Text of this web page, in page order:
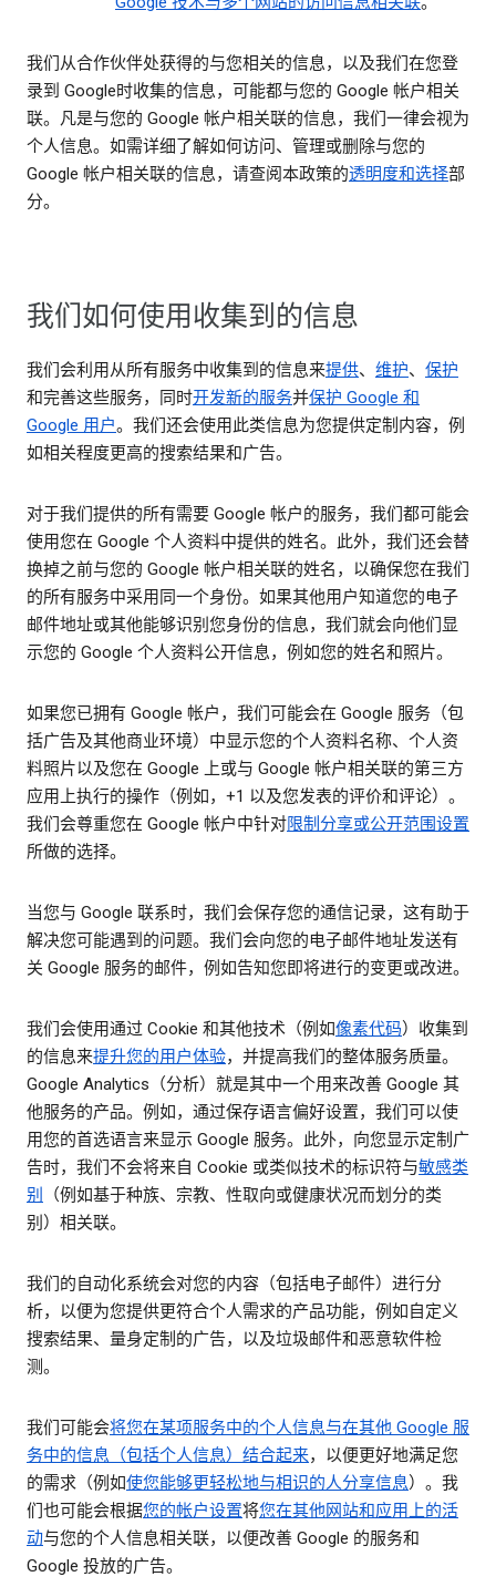
我们从合作伙伴处获得的与您相关的信息，以及我们在您登
录到 Google时收集的信息，可能都与您的 Google 帐户相关
联。凡是与您的 Google 帐户相关联的信息，我们一律会视为
个人信息。如需详细了解如何访问、管理或删除与您的
Google 帐户相关联的信息，请查阅本政策的透明度和选择部
分。
我们如何使用收集到的信息
我们会利用从所有服务中收集到的信息来提供、 维护、 保护
和完善这些服务，同时开发新的服务并保护 Google 和
Google 用户。我们还会使用此类信息为您提供定制内容，例
如相关程度更高的搜索结果和广告。
对于我们提供的所有需要 Google 帐户的服务，我们都可能会
使用您在 Google 个人资料中提供的姓名。此外，我们还会替
换掉之前与您的 Google 帐户相关联的姓名，以确保您在我们
的所有服务中采用同一个身份。如果其他用户知道您的电子
邮件地址或其他能够识别您身份的信息，我们就会向他们显
示您的 Google 个人资料公开信息，例如您的姓名和照片。
如果您已拥有 Google 帐户，我们可能会在 Google 服务（包
括广告及其他商业环境）中显示您的个人资料名称、个人资
料照片以及您在 Google 上或与 Google 帐户相关联的第三方
应用上执行的操作（例如，+1 以及您发表的评价和评论）。
我们会尊重您在 Google 帐户中针对限制分享或公开范围设置
所做的选择。
当您与 Google 联系时，我们会保存您的通信记录，这有助于
解决您可能遇到的问题。我们会向您的电子邮件地址发送有
关 Google 服务的邮件，例如告知您即将进行的变更或改进。
我们会使用通过 Cookie 和其他技术（例如像素代码）收集到
的信息来提升您的用户体验，并提高我们的整体服务质量。
Google Analytics（分析）就是其中一个用来改善 Google 其
他服务的产品。例如，通过保存语言偏好设置，我们可以使
用您的首选语言来显示 Google 服务。此外，向您显示定制广
告时，我们不会将来自 Cookie 或类似技术的标识符与敏感类
别
（例如基于种族、宗教、性取向或健康状况而划分的类
别）相关联。
我们的自动化系统会对您的内容（包括电子邮件）进行分
析，以便为您提供更符合个人需求的产品功能，例如自定义
搜索结果、量身定制的广告，以及垃圾邮件和恶意软件检
测。
我们可能会将您在某项服务中的个人信息与在其他 Google 服
务中的信息（包括个人信息）结合起来，以便更好地满足您
的需求（例如使您能够更轻松地与相识的人分享信息）。我
们也可能会根据您的帐户设置将您在其他网站和应用上的活
动与您的个人信息相关联，以便改善 Google 的服务和
Google 投放的广告。